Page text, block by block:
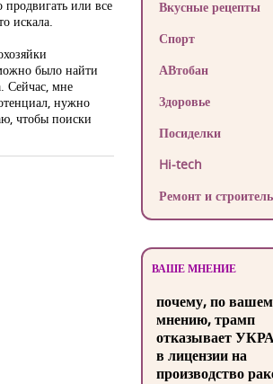
продвигать или все
искала.
было найти
Сейчас, мне
нужно
чтобы поиски
Вкусные рецепты
Спорт
АВтобан
Здоровье
Посиделки
Hi-tech
Ремонт и
ВАШЕ МНЕНИЕ
почему, по
мнению, трамп
отказывает
в лицензии на
производство